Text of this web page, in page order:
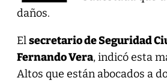
daños.
Elsecretario de Seguridad
Fernando Vera, indicó esta
Altos que están abocados a